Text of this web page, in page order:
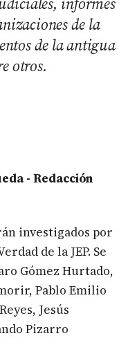
de la
de la antigua
otros.
- Redacción
investigados por
de la JEP. Se
Gómez Hurtado,
Pablo Emilio
Jesús
Pizarro